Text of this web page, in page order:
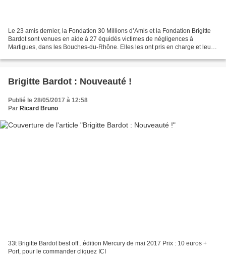
Le 23 amis dernier, la Fondation 30 Millions d’Amis et la Fondation Brigitte
Bardot sont venues en aide à 27 équidés victimes de négligences à
Martigues, dans les Bouches-du-Rhône. Elles les ont pris en charge et leur
Brigitte Bardot : Nouveauté !
Publié le 28/05/2017 à 12:58
Par Ricard Bruno
33t Brigitte Bardot best off...édition Mercury de mai 2017 Prix : 10 euros +
Port, pour le commander cliquez ICI